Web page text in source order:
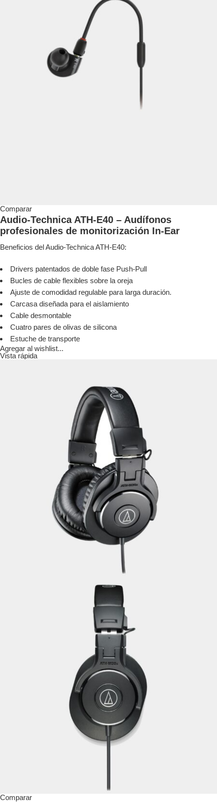
Comparar
Audio-Technica ATH-E40 – Audífonos
profesionales de monitorización In-Ear
Beneficios del Audio-Technica ATH-E40:
Drivers patentados de doble fase Push-Pull
Bucles de cable flexibles sobre la oreja
Ajuste de comodidad regulable para larga duración.
Carcasa diseñada para el aislamiento
Cable desmontable
Cuatro pares de olivas de silicona
Estuche de transporte
Agregar al wishlist...
Vista rápida
Comparar